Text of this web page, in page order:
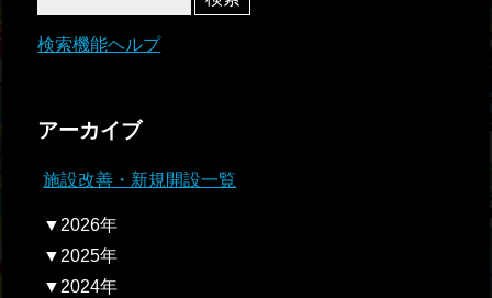
検索機能ヘルプ
アーカイブ
施設改善・新規開設一覧
▼2026年
▼2025年
▼2024年